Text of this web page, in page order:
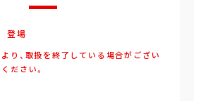
登場
り、取扱を終了している場合がござい
ださい。